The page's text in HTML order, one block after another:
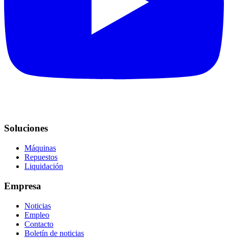
Soluciones
Máquinas
Repuestos
Liquidación
Empresa
Noticias
Empleo
Contacto
Boletín de noticias